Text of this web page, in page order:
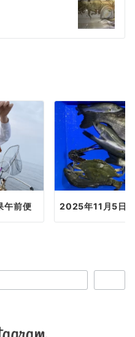
午前便 2025年11月5日